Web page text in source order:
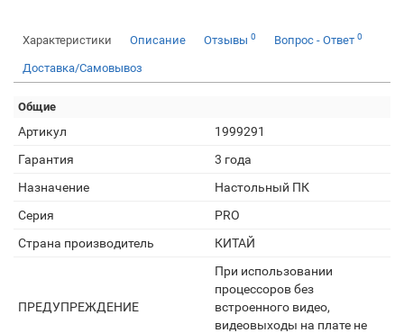
Характеристики Описание Отзывы 0 Вопрос - Ответ 0
Доставка/Самовывоз
Общие
Артикул
1999291
Гарантия
3 года
Назначение
Настольный ПК
Серия
PRO
Страна производитель
КИТАЙ
ПРЕДУПРЕЖДЕНИЕ
При использовании
процессоров без
встроенного видео,
видеовыходы на плате не